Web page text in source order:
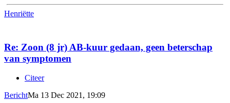
Henriëtte
Re: Zoon (8 jr) AB-kuur gedaan, geen beterschap
van symptomen
Citeer
BerichtMa 13 Dec 2021, 19:09